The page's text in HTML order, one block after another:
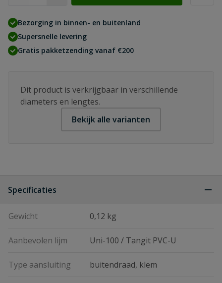
Bezorging in binnen- en buitenland
Supersnelle levering
Gratis pakketzending vanaf €200
Dit product is verkrijgbaar in verschillende
diameters en lengtes.
Bekijk alle varianten
Specificaties
Gewicht 0,12 kg
Aanbevolen lijm Uni-100 / Tangit PVC-U
Type aansluiting buitendraad, klem